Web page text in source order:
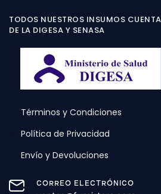
TODOS NUESTROS INSUMOS
DE LA DIGESA Y SENASA
Términos y Condiciones
Política de Privacidad
Envío y Devoluciones
CORREO ELECTRÓNICO